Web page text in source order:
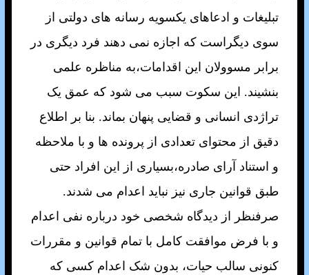
تبليغات و ادعاهای يکسويه رسانه های دولتی از
سوی ديگراست که اجازه نمی دهند فرد ديگری در
برابر مسوولان اين اقدامات،به مناظره علمی
بنشيند. اين سکوت سبب می شود که عمق يک
تراژدی انسانی و قضايی پنهان بماند. بنا بر اطلاع
دقيق از محتوای تعدادی از پرونده ها و با ملاحظه
و استناد آرای صادره،بسياری از اين افراد حتی
طبق قوانين جاری نيز نبايد اعدام می شدند.
صرفنظر از ديدگاه شخصی خود درباره نفی اعدام
و با فرض موافقت کامل با تمام قوانين و مقررات
کنونی سالب حيات، بدون شک اعدام کسی که